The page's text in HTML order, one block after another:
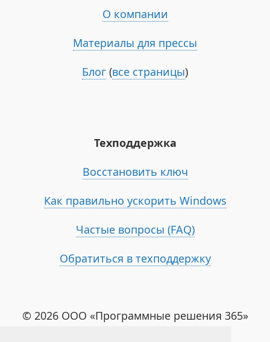
О компании
Материалы для прессы
Блог (все страницы)
Техподдержка
Восстановить ключ
Как правильно ускорить Windows
Частые вопросы (FAQ)
Обратиться в техподдержку
© 2026 ООО «Программные решения 365»